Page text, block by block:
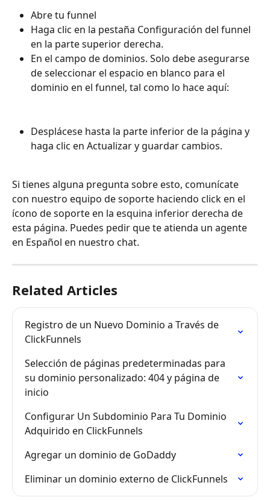
Abre tu funnel
Haga clic en la pestaña Configuración del funnel
en la parte superior derecha.
En el campo de dominios. Solo debe asegurarse
de seleccionar el espacio en blanco para el
dominio en el funnel, tal como lo hace aquí:
Desplácese hasta la parte inferior de la página y
haga clic en Actualizar y guardar cambios.
Si tienes alguna pregunta sobre esto, comunícate
con nuestro equipo de soporte haciendo click en el
ícono de soporte en la esquina inferior derecha de
esta página. Puedes pedir que te atienda un agente
en Español en nuestro chat.
Related Articles
Registro de un Nuevo Dominio a Través de
ClickFunnels
Selección de páginas predeterminadas para
su dominio personalizado: 404 y página de
inicio
Configurar Un Subdominio Para Tu Dominio
Adquirido en ClickFunnels
Agregar un dominio de GoDaddy
Eliminar un dominio externo de ClickFunnels